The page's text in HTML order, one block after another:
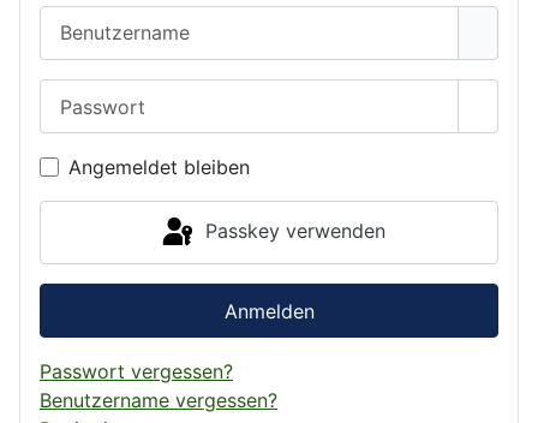
Angemeldet bleiben
Passkey verwenden
Anmelden
Passwort vergessen?
Benutzername vergessen?